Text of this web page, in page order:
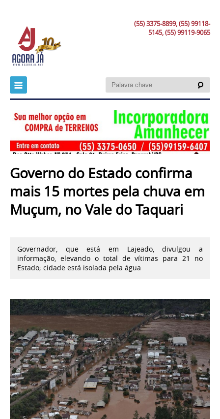
(55) 3375-8899, (55) 99118-
5145, (55) 99119-9065
Governo do Estado confirma
mais 15 mortes pela chuva em
Muçum, no Vale do Taquari
Governador, que está em Lajeado, divulgou a
informação, elevando o total de vítimas para 21 no
Estado; cidade está isolada pela água